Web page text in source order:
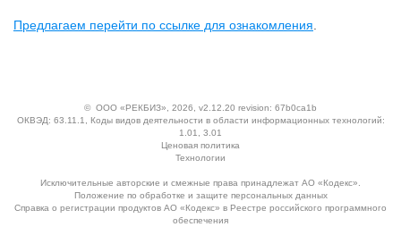
Предлагаем перейти по ссылке для ознакомления
© ООО «РЕКБИЗ» , 2026, v2.12.20 revision: 67b0ca1b
ОКВЭД: 63.11.1, Коды видов деятельности в области информационных технологий:
1.01, 3.01
Ценовая политика
Технологии
Исключительные авторские и смежные права принадлежат АО «Кодекс».
Положение по обработке и защите персональных данных
Справка о регистрации продуктов АО «Кодекс» в Реестре российского программного
обеспечения